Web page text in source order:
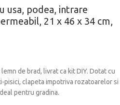
usa, podea, intrare
21 x 46 x 34 cm,
de brad, livrat ca kit DIY. Dotat cu
pisici, clapeta impotriva rozatoarelor si
pentru gradina.